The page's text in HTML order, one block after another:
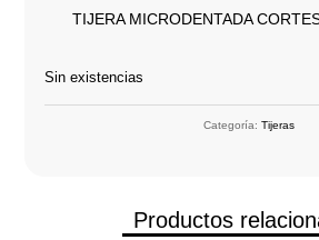
TIJERA MICRODENTADA
Sin existencias
Categoría: Tijeras
Productos